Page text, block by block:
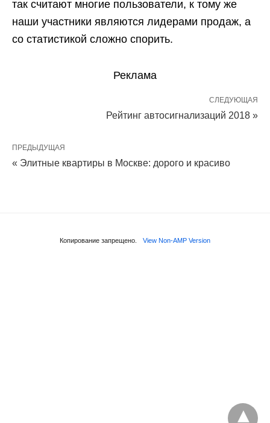
так считают многие пользователи, к тому же
наши участники являются лидерами продаж, а
со статистикой сложно спорить.
Реклама
СЛЕДУЮЩАЯ
Рейтинг автосигнализаций 2018 »
ПРЕДЫДУЩАЯ
« Элитные квартиры в Москве: дорого и красиво
Копирование запрещено. View Non-AMP Version